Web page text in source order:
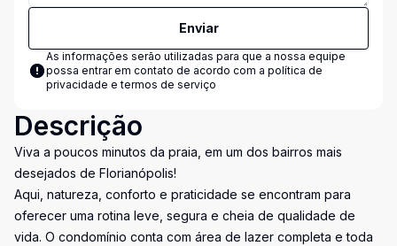
Enviar
As informações serão utilizadas para que a nossa equipe
possa entrar em contato de acordo com a política de
privacidade e termos de serviço
Descrição
Viva a poucos minutos da praia, em um dos bairros mais
desejados de Florianópolis!
Aqui, natureza, conforto e praticidade se encontram para
oferecer uma rotina leve, segura e cheia de qualidade de
vida. O condomínio conta com área de lazer completa e toda